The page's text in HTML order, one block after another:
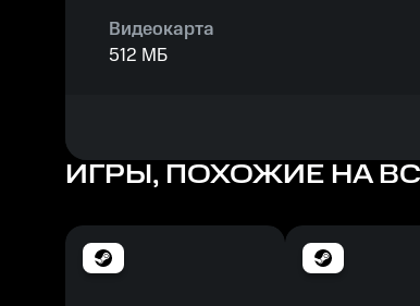
Видеокарта
512 МБ
Память
Место на диске
ИГРЫ, ПОХОЖИЕ НА BC